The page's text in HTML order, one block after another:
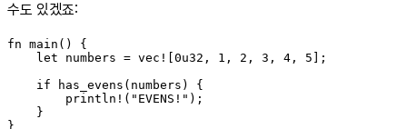
수도 있겠죠:
fn main() {
    let numbers = vec![0u32, 1, 2, 3, 4, 5];
    if has_evens(numbers) {
        println!("EVENS!");
    }
}